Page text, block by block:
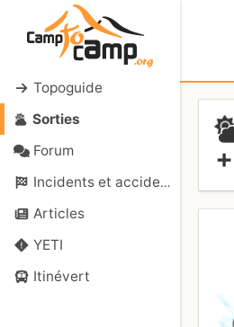
Topoguide
Sorties
Forum
Incidents et accidents
Articles
YETI
Itinévert